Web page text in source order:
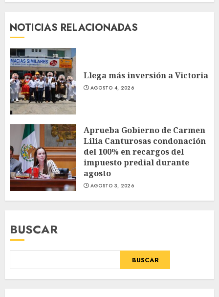
NOTICIAS RELACIONADAS
Llega más inversión a Victoria
AGOSTO 4, 2026
Aprueba Gobierno de Carmen
Lilia Canturosas condonación
del 100% en recargos del
impuesto predial durante
agosto
AGOSTO 3, 2026
BUSCAR
BUSCAR